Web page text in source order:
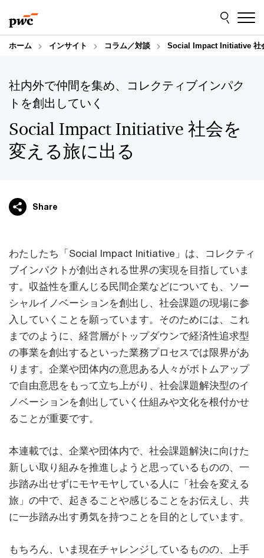
to
content
to
footer
ホーム インサイト コラム／対談 Social Impact Initiative 社
社内外で仲間を集め、コレクティブインパク
トを創出していく
Social Impact Initiative 社会を
変える旅に出る
Share
わたしたち「Social Impact Initiative」は、コレクティ
ブインパクトが創出される世界の実現を目指していま
す。収益性を重んじる民間企業などについても、ソー
シャルイノベーションを創出し、社会課題の現場に参
入していくことを願っています。そのためには、これ
までのように、経営層がトップダウンで経済性追求型
の事業を創出するといった業務プロセスでは限界があ
ります。企業や団体内の意思ある人々がボトムアップ
で自由意思をもって立ち上がり、社会課題解決型のイ
ノベーションを創出していく仕組みや文化を根付かせ
ることが重要です。
本連載では、企業や団体内で、社会課題解決に向けた
新しい取り組みを推進しようと思っているものの、一
歩踏み出せずにモヤモヤしている人に「社会を変える
旅」の中で、起きることや感じることをお伝えし、共
に一歩踏み出す勇気を持つことを目的としています。
もちろん、いま現在チャレンジしているものの、上手